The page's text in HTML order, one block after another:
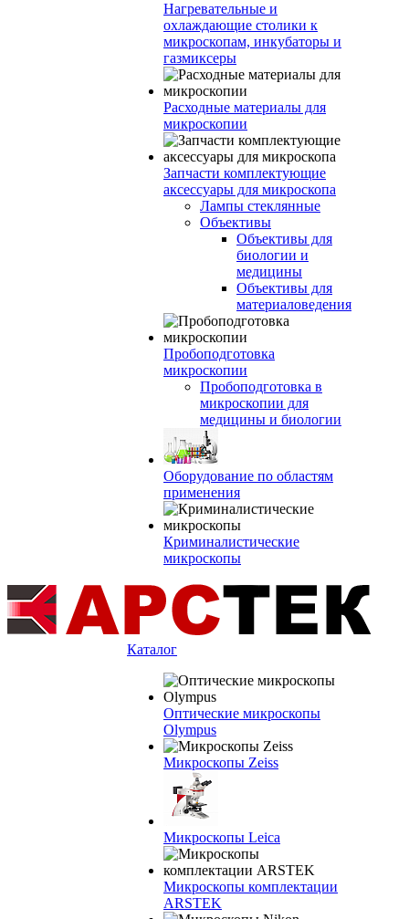
Нагревательные и
охлаждающие столики к
микроскопам, инкубаторы и
газмиксеры
Расходные материалы для
микроскопии
Запчасти комплектующие
аксессуары для микроскопа
Лампы стеклянные
Объективы
Объективы для
биологии и
медицины
Объективы для
материаловедения
Пробоподготовка
микроскопии
Пробоподготовка в
микроскопии для
медицины и биологии
Оборудование по областям
применения
Криминалистические
микроскопы
Каталог
Оптические микроскопы
Olympus
Микроскопы Zeiss
Микроскопы Leica
Микроскопы комплектации
ARSTEK